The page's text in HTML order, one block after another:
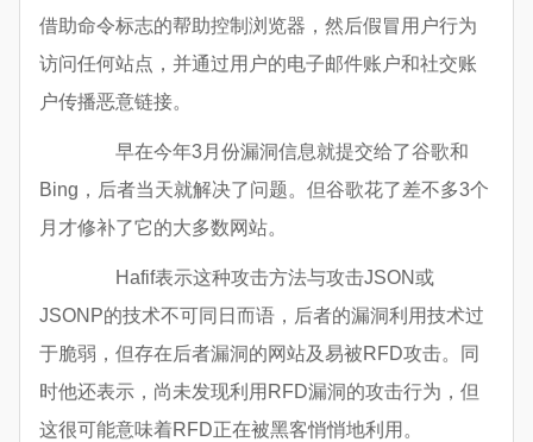
借助命令标志的帮助控制浏览器，然后假冒用户行为
访问任何站点，并通过用户的电子邮件账户和社交账
户传播恶意链接。
早在今年3月份漏洞信息就提交给了谷歌和
Bing，后者当天就解决了问题。但谷歌花了差不多3个
月才修补了它的大多数网站。
Hafif表示这种攻击方法与攻击JSON或
JSONP的技术不可同日而语，后者的漏洞利用技术过
于脆弱，但存在后者漏洞的网站及易被RFD攻击。同
时他还表示，尚未发现利用RFD漏洞的攻击行为，但
这很可能意味着RFD正在被黑客悄悄地利用。